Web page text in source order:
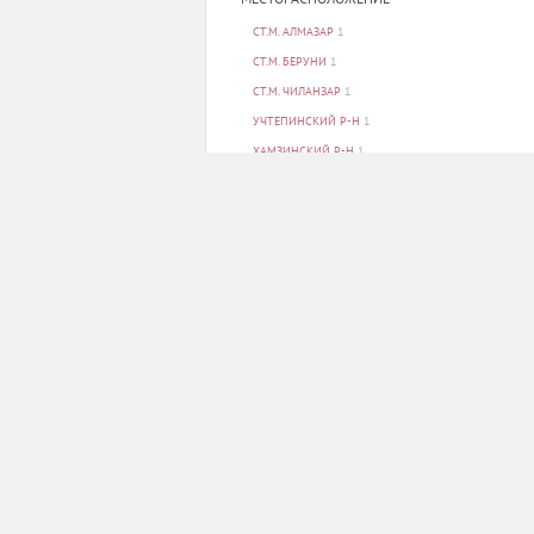
СТ.М. АЛМАЗАР 1
СТ.М. БЕРУНИ 1
СТ.М. ЧИЛАНЗАР 1
УЧТЕПИНСКИЙ Р-Н 1
ХАМЗИНСКИЙ Р-Н 1